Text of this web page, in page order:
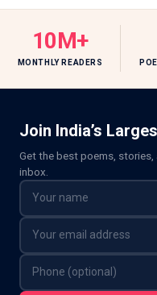
10M+
MONTHLY READERS
Join India’s
Get the best poems,
inbox.